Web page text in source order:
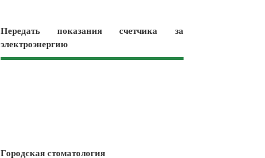
Передать показания счетчика за
электроэнергию
Городская стоматология